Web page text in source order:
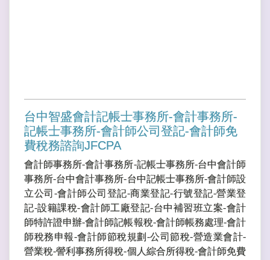
台中智盛會計記帳士事務所-會計事務所-
記帳士事務所-會計師公司登記-會計師免
費稅務諮詢JFCPA
會計師事務所-會計事務所-記帳士事務所-台中會計師
事務所-台中會計事務所-台中記帳士事務所-會計師設
立公司-會計師公司登記-商業登記-行號登記-營業登
記-設籍課稅-會計師工廠登記-台中補習班立案-會計
師特許證申辦-會計師記帳報稅-會計師帳務處理-會計
師稅務申報-會計師節稅規劃-公司節稅-營造業會計-
營業稅-謍利事務所得稅-個人綜合所得稅-會計師免費